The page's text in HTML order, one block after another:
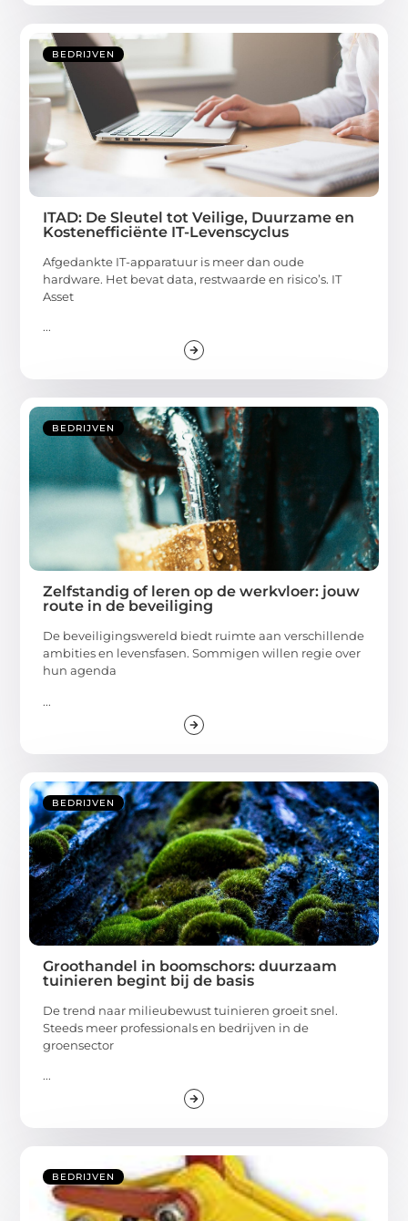
BEDRIJVEN
ITAD: De Sleutel tot Veilige, Duurzame en
Kostenefficiënte IT-Levenscyclus
Afgedankte IT-apparatuur is meer dan oude
hardware. Het bevat data, restwaarde en risico’s. IT
Asset
...
BEDRIJVEN
Zelfstandig of leren op de werkvloer: jouw
route in de beveiliging
De beveiligingswereld biedt ruimte aan verschillende
ambities en levensfasen. Sommigen willen regie over
hun agenda
...
BEDRIJVEN
Groothandel in boomschors: duurzaam
tuinieren begint bij de basis
De trend naar milieubewust tuinieren groeit snel.
Steeds meer professionals en bedrijven in de
groensector
...
BEDRIJVEN